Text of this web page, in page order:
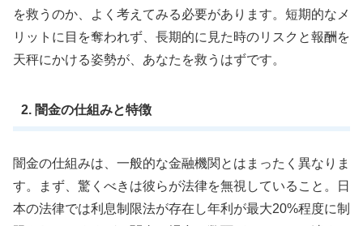
を救うのか、よく考えてみる必要があります。短期的なメ
リットに目を奪われず、長期的に見た時のリスクと報酬を
天秤にかける姿勢が、あなたを救うはずです。
2. 闇金の仕組みと特徴
闇金の仕組みは、一般的な金融機関とはまったく異なりま
す。まず、驚くべきは彼らが法律を無視していること。日
本の法律では利息制限法が存在し年利が最大20%程度に制